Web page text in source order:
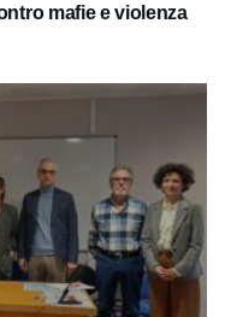
mafie e violenza